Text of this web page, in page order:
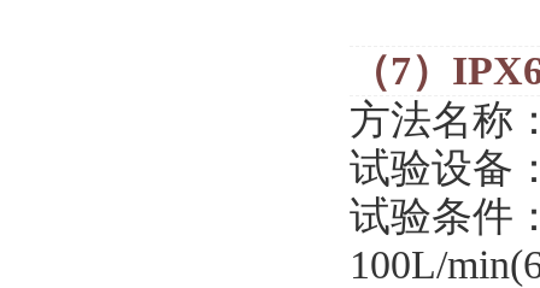
（7）
方法名称
试验设备
试验条件
100L/